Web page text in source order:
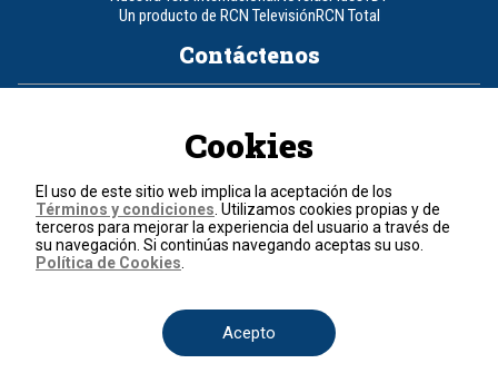
Un producto de RCN TelevisiónRCN Total
Contáctenos
Política de cookies
Términos y condiciones
© 2026, RCN Medios.
Todos los derechos reservados.
Cookies
El uso de este sitio web implica la aceptación de los
Términos y condiciones . Utilizamos cookies propias y de
terceros para mejorar la experiencia del usuario a través de
su navegación. Si continúas navegando aceptas su uso.
Política de Cookies
Acepto